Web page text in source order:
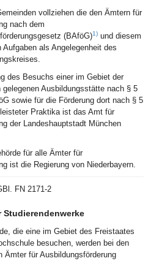
vollziehen die den Ämtern für
nach dem
(BAföG)1) und diesem
als Angelegenheit des
des Besuchs einer im Gebiet der
gelegenen Ausbildungsstätte nach § 5
sowie für die Förderung dort nach § 5
Praktika ist das Amt für
der Landeshauptstadt München
für alle Ämter für
ist die Regierung von Niederbayern.
FN 2171-2
die eine im Gebiet des Freistaates
besuchen, werden bei den
Ämter für Ausbildungsförderung